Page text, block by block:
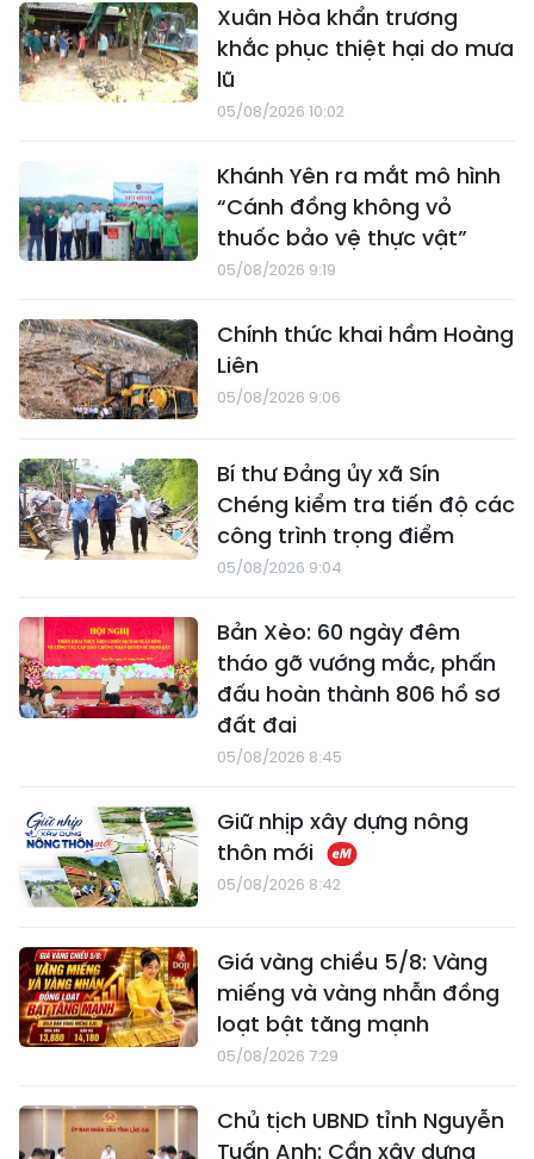
Xuân Hòa khẩn trương
khắc phục thiệt hại do mưa
lũ
05/08/2026 10:02
Khánh Yên ra mắt mô hình
“Cánh đồng không vỏ
thuốc bảo vệ thực vật”
05/08/2026 9:19
Chính thức khai hầm Hoàng
Liên
05/08/2026 9:06
Bí thư Đảng ủy xã Sín
Chéng kiểm tra tiến độ các
công trình trọng điểm
05/08/2026 9:04
Bản Xèo: 60 ngày đêm
tháo gỡ vướng mắc, phấn
đấu hoàn thành 806 hồ sơ
đất đai
05/08/2026 8:45
Giữ nhịp xây dựng nông
thôn mới
05/08/2026 8:42
Giá vàng chiều 5/8: Vàng
miếng và vàng nhẫn đồng
loạt bật tăng mạnh
05/08/2026 7:29
Chủ tịch UBND tỉnh Nguyễn
Tuấn Anh: Cần xây dựng